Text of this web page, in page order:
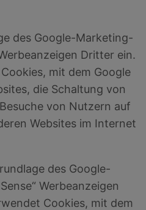
des Google-Marketing-
Dritter ein.
mit dem Google
die Schaltung von
von Nutzern auf
Websites im Internet
des Google-
Werbeanzeigen
Cookies, mit dem